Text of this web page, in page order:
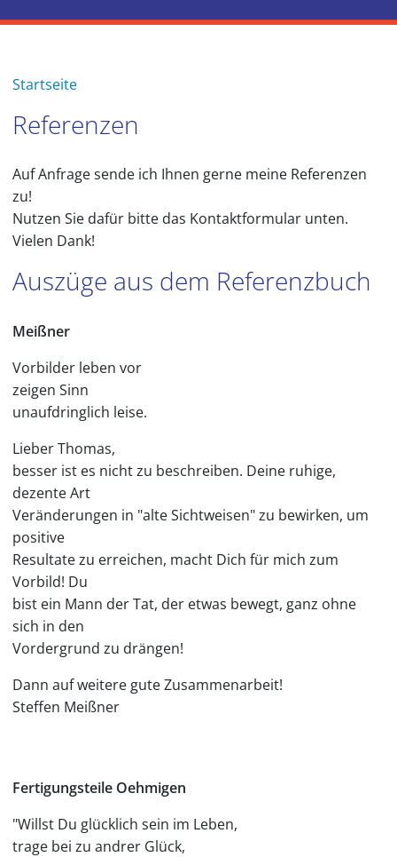
Startseite
Referenzen
Auf Anfrage sende ich Ihnen gerne meine Referenzen
zu!
Nutzen Sie dafür bitte das Kontaktformular unten.
Vielen Dank!
Auszüge aus dem Referenzbuch
Meißner
Vorbilder leben vor
zeigen Sinn
unaufdringlich leise.
Lieber Thomas,
besser ist es nicht zu beschreiben. Deine ruhige,
dezente Art
Veränderungen in "alte Sichtweisen" zu bewirken, um
positive
Resultate zu erreichen, macht Dich für mich zum
Vorbild! Du
bist ein Mann der Tat, der etwas bewegt, ganz ohne
sich in den
Vordergrund zu drängen!
Dann auf weitere gute Zusammenarbeit!
Steffen Meißner
Fertigungsteile Oehmigen
"Willst Du glücklich sein im Leben,
trage bei zu andrer Glück,